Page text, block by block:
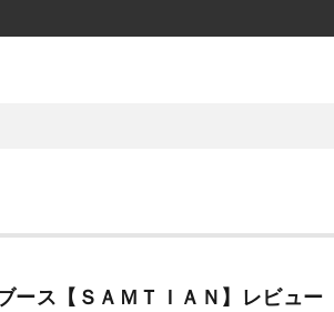
ース【ＳＡＭＴＩＡＮ】レビュー